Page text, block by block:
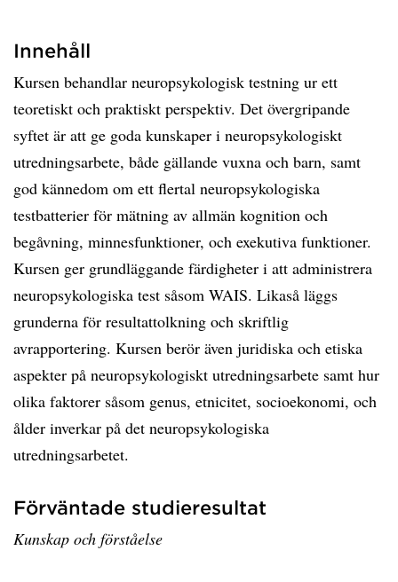
Innehåll
Kursen behandlar neuropsykologisk testning ur ett
teoretiskt och praktiskt perspektiv. Det övergripande
syftet är att ge goda kunskaper i neuropsykologiskt
utredningsarbete, både gällande vuxna och barn, samt
god kännedom om ett flertal neuropsykologiska
testbatterier för mätning av allmän kognition och
begåvning, minnesfunktioner, och exekutiva funktioner.
Kursen ger grundläggande färdigheter i att administrera
neuropsykologiska test såsom WAIS. Likaså läggs
grunderna för resultattolkning och skriftlig
avrapportering. Kursen berör även juridiska och etiska
aspekter på neuropsykologiskt utredningsarbete samt hur
olika faktorer såsom genus, etnicitet, socioekonomi, och
ålder inverkar på det neuropsykologiska
utredningsarbetet.
Förväntade studieresultat
Kunskap och förståelse